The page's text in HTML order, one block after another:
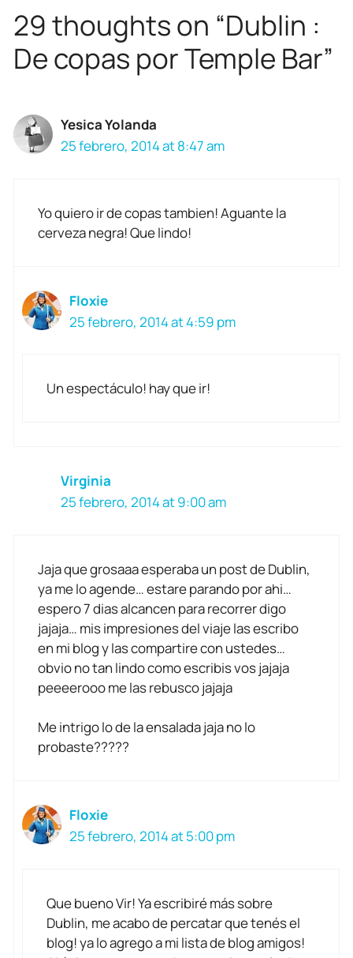
29 thoughts on “Dublin :
De copas por Temple Bar”
Yesica Yolanda
25 febrero, 2014 at 8:47 am
Yo quiero ir de copas tambien! Aguante la
cerveza negra! Que lindo!
Floxie
25 febrero, 2014 at 4:59 pm
Un espectáculo! hay que ir!
Virginia
25 febrero, 2014 at 9:00 am
Jaja que grosaaa esperaba un post de Dublin,
ya me lo agende… estare parando por ahi…
espero 7 dias alcancen para recorrer digo
jajaja… mis impresiones del viaje las escribo
en mi blog y las compartire con ustedes…
obvio no tan lindo como escribis vos jajaja
peeeerooo me las rebusco jajaja
Me intrigo lo de la ensalada jaja no lo
probaste?????
Floxie
25 febrero, 2014 at 5:00 pm
Que bueno Vir! Ya escribiré más sobre
Dublin, me acabo de percatar que tenés el
blog! ya lo agrego a mi lista de blog amigos!